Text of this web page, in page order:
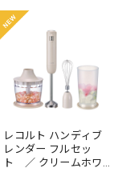
レコルト ハンディブ
レンダー フルセッ
ト ／ クリームホワ